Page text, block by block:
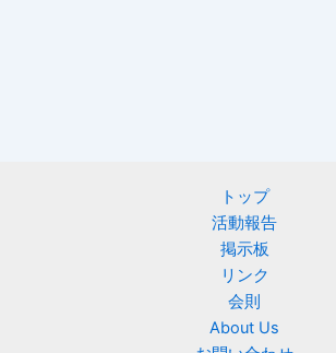
トップ
活動報告
掲示板
リンク
会則
About Us